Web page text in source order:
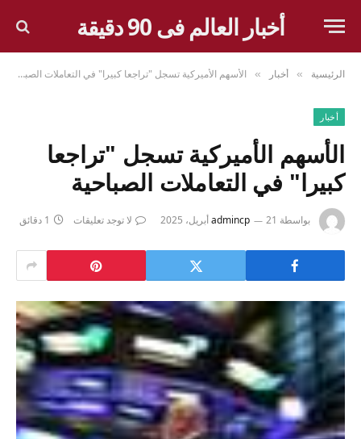
أخبار العالم فى 90 دقيقة
الرئيسية » أخبار » الأسهم الأميركية تسجل "تراجعا كبيرا" في التعاملات الصباحية
أخبار
الأسهم الأميركية تسجل "تراجعا
كبيرا" في التعاملات الصباحية
بواسطة admincp 21 أبريل، 2025 لا توجد تعليقات 1 دقائق